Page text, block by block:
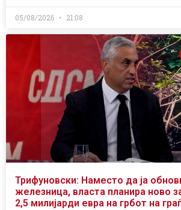
05/08/2026 21:08
Трифуновски: Наместо да ја
железница, власта планира ново
2,5 милијарди евра на грбот на